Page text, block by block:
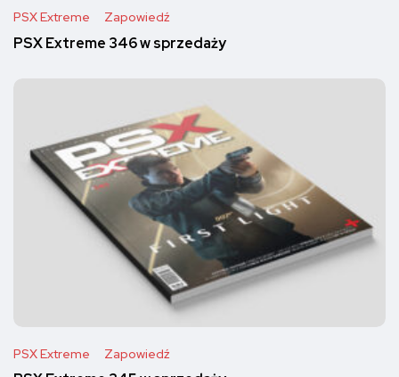
PSX Extreme Zapowiedź
PSX Extreme 346 w sprzedaży
PSX Extreme Zapowiedź